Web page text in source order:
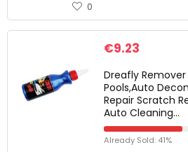
0
€9.23
Dreafly
Pools,Auto
Repair Scratch
Auto Cleaning…
Already Sold: 41%